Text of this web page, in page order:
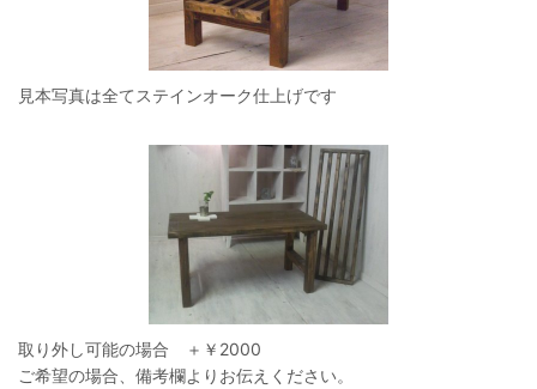
見本写真は全てステインオーク仕上げです
取り外し可能の場合 ＋￥2000
ご希望の場合、備考欄よりお伝えください。